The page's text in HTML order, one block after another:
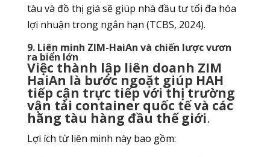
tàu và đồ thị giá sẽ giúp nhà đầu tư tối đa hóa
lợi nhuận trong ngắn hạn (TCBS, 2024).
9. Liên minh ZIM-HaiAn và chiến lược vươn
ra biển lớn
Việc thành lập liên doanh ZIM
HaiAn là bước ngoặt giúp HAH
tiếp cận trực tiếp với thị trường
vận tải container quốc tế và các
hãng tàu hàng đầu thế giới.
Lợi ích từ liên minh này bao gồm: